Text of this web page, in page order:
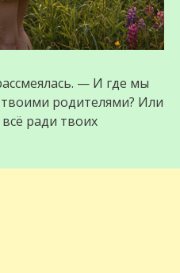
— И где мы
родителями? Или
ради твоих